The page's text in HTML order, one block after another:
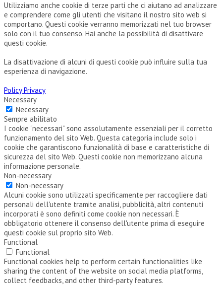
Utilizziamo anche cookie di terze parti che ci aiutano ad analizzare
e comprendere come gli utenti che visitano il nostro sito web si
comportano. Questi cookie verranno memorizzati nel tuo browser
solo con il tuo consenso. Hai anche la possibilità di disattivare
questi cookie.
La disattivazione di alcuni di questi cookie può influire sulla tua
esperienza di navigazione.
Policy Privacy
Necessary
Necessary
Sempre abilitato
I cookie "necessari" sono assolutamente essenziali per il corretto
funzionamento del sito Web. Questa categoria include solo i
cookie che garantiscono funzionalità di base e caratteristiche di
sicurezza del sito Web. Questi cookie non memorizzano alcuna
informazione personale.
Non-necessary
Non-necessary
Alcuni cookie sono utilizzati specificamente per raccogliere dati
personali dell'utente tramite analisi, pubblicità, altri contenuti
incorporati è sono definiti come cookie non necessari. È
obbligatorio ottenere il consenso dell'utente prima di eseguire
questi cookie sul proprio sito Web.
Functional
Functional
Functional cookies help to perform certain functionalities like
sharing the content of the website on social media platforms,
collect feedbacks, and other third-party features.